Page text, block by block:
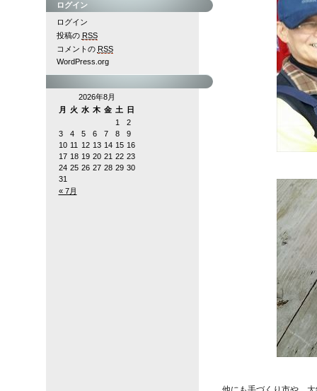
ログイン
ログイン
投稿の RSS
コメントの RSS
WordPress.org
2026年8月
月
火 水 木 金 土 日
« 7月
1
2
3
4 5 6 7 8
9
10 11 12 13 14 15 16
17 18 19 20 21 22 23
24 25 26 27 28 29 30
31